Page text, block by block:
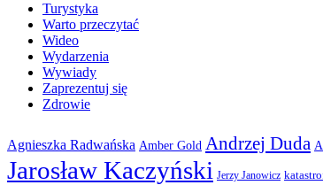
Turystyka
Warto przeczytać
Wideo
Wydarzenia
Wywiady
Zaprezentuj się
Zdrowie
Agnieszka Radwańska Amber Gold Andrzej Duda
Jarosław Kaczyński Jerzy Janowicz